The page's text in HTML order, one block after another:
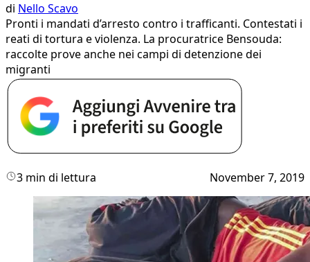
di Nello Scavo
Pronti i mandati d’arresto contro i trafficanti. Contestati i
reati di tortura e violenza. La procuratrice Bensouda:
raccolte prove anche nei campi di detenzione dei
migranti
3 min di lettura November 7, 2019